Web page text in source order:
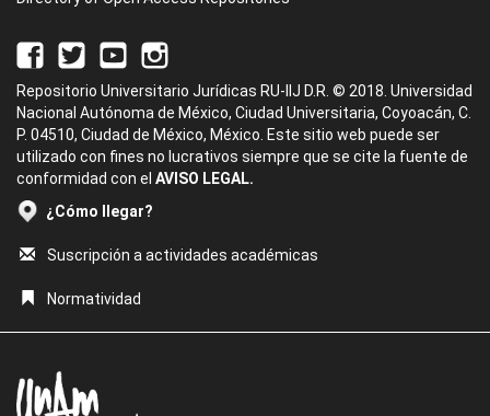
Repositorio Universitario Jurídicas RU-IIJ D.R. © 2018. Universidad
Nacional Autónoma de México, Ciudad Universitaria, Coyoacán, C.
P. 04510, Ciudad de México, México. Este sitio web puede ser
utilizado con fines no lucrativos siempre que se cite la fuente de
conformidad con el AVISO LEGAL.
¿Cómo llegar?
Suscripción a actividades académicas
Normatividad